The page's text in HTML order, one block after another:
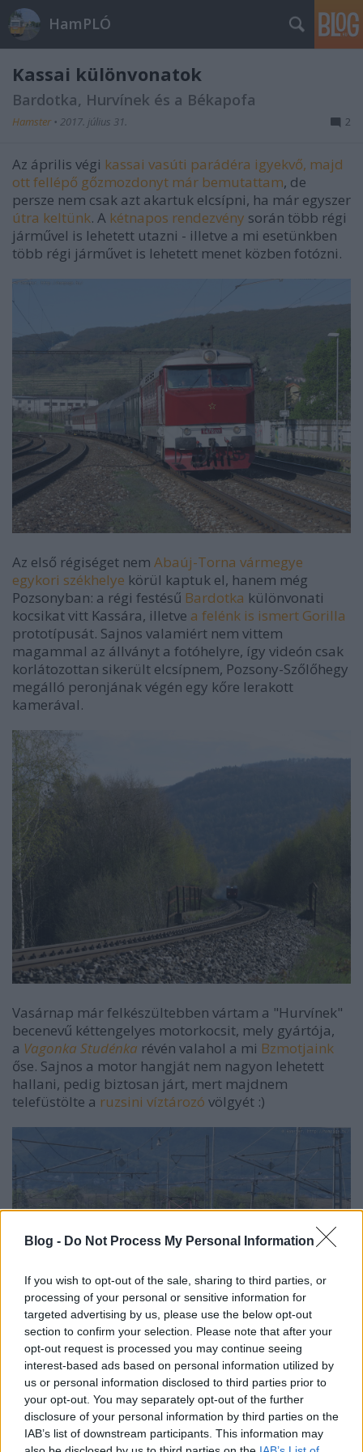
Blog - Do Not Process My Personal Information
If you wish to opt-out of the sale, sharing to third parties, or
processing of your personal or sensitive information for
targeted advertising by us, please use the below opt-out
section to confirm your selection. Please note that after your
opt-out request is processed you may continue seeing
interest-based ads based on personal information utilized by
us or personal information disclosed to third parties prior to
your opt-out. You may separately opt-out of the further
disclosure of your personal information by third parties on the
IAB’s list of downstream participants. This information may
HamPLÓ
Kassai különvonatok
Bardotka, Hurvínek és a Békapofa
Hamster • 2017. július 31. 2
Az április végi kassai vasúti parádéra igyekvő, majd
ott fellépő gőzmozdonyt már bemutattam, de
persze nem csak azt akartuk elcsípni, ha már egyszer
útra keltünk. A kétnapos rendezvény során több régi
járművel is lehetett utazni - illetve a mi esetünkben
több régi járművet is lehetett menet közben fotózni.
Az első régiséget nem Abaúj-Torna vármegye
egykori székhelye körül kaptuk el, hanem még
Pozsonyban: a régi festésű Bardotka különvonati
kocsikat vitt Kassára, illetve a felénk is ismert Gorilla
prototípusát. Sajnos valamiért nem vittem
magammal az állványt a fotóhelyre, így videón csak
korlátozottan sikerült elcsípnem, Pozsony-Szőlőhegy
megálló peronjának végén egy kőre lerakott
kamerával.
Vasárnap már felkészültebben vártam a "Hurvínek"
becenevű kéttengelyes motorkocsit, mely gyártója,
a Vagonka Studénka révén valahol a mi Bzmotjaink
őse. Sajnos a motor hangját nem nagyon lehetett
hallani, pedig biztosan járt, mert majdnem
telefüstölte a ruzsini víztározó völgyét :)
Számomra a legérdekesebb a "Békapofa" becenevű,
EM 475.1 (ma 451-es) sorozatú villamos motorvonat
volt, melyetÚjhelyrőlvisszafele tartva kaptunk el. Ez